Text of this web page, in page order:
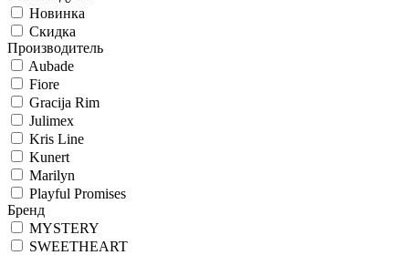
Новинка
Скидка
Производитель
Aubade
Fiore
Gracija Rim
Julimex
Kris Line
Kunert
Marilyn
Playful Promises
Бренд
MYSTERY
SWEETHEART